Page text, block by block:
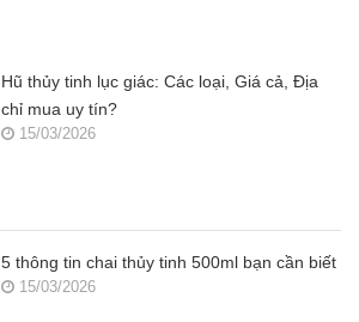
Hũ thủy tinh lục giác: Các loại, Giá cả, Địa
chỉ mua uy tín?
15/03/2026
5 thông tin chai thủy tinh 500ml bạn cần biết
15/03/2026